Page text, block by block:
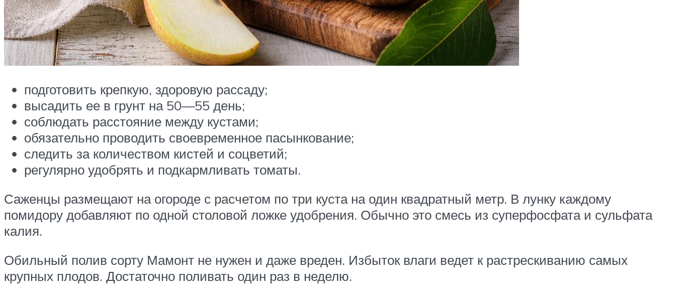
подготовить крепкую, здоровую рассаду;
высадить ее в грунт на 50—55 день;
соблюдать расстояние между кустами;
обязательно проводить своевременное пасынкование;
следить за количеством кистей и соцветий;
регулярно удобрять и подкармливать томаты.
Саженцы размещают на огороде с расчетом по три куста на один квадратный метр. В лунку каждому
помидору добавляют по одной столовой ложке удобрения. Обычно это смесь из суперфосфата и сульфата
калия.
Обильный полив сорту Мамонт не нужен и даже вреден. Избыток влаги ведет к растрескиванию самых
крупных плодов. Достаточно поливать один раз в неделю.